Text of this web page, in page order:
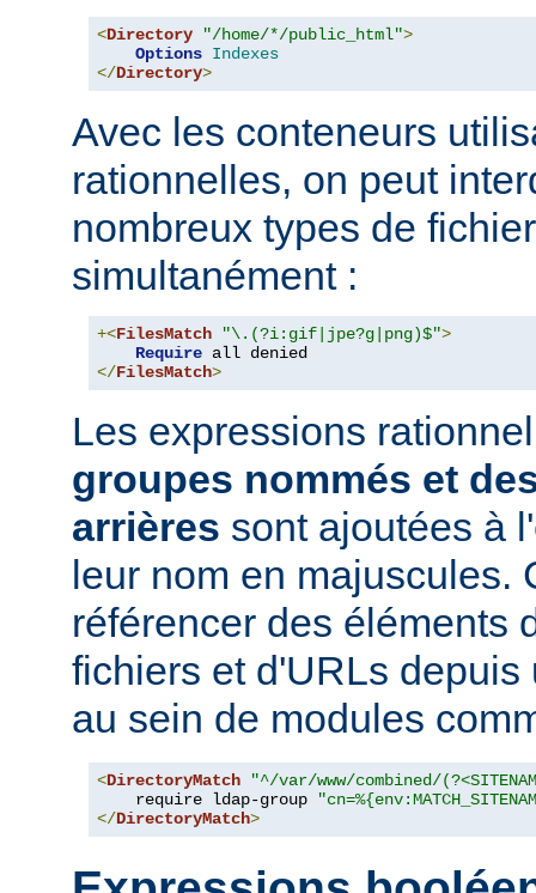
<Directory "/home/*/public_html">
Options Indexes
</Directory>
Avec les conteneurs
rationnelles, on peut
nombreux types de
simultanément :
+<FilesMatch "\.(?i:gif|jpe?g|png)$">
Require
</FilesMatch>
Les expressions
groupes nommés et
arrières sont ajoutées à
leur nom en majuscules.
référencer des éléments
fichiers et d'URLs
au sein de modules
<DirectoryMatch
"^/var/www/combined/
    require ldap-group
</DirectoryMatch>